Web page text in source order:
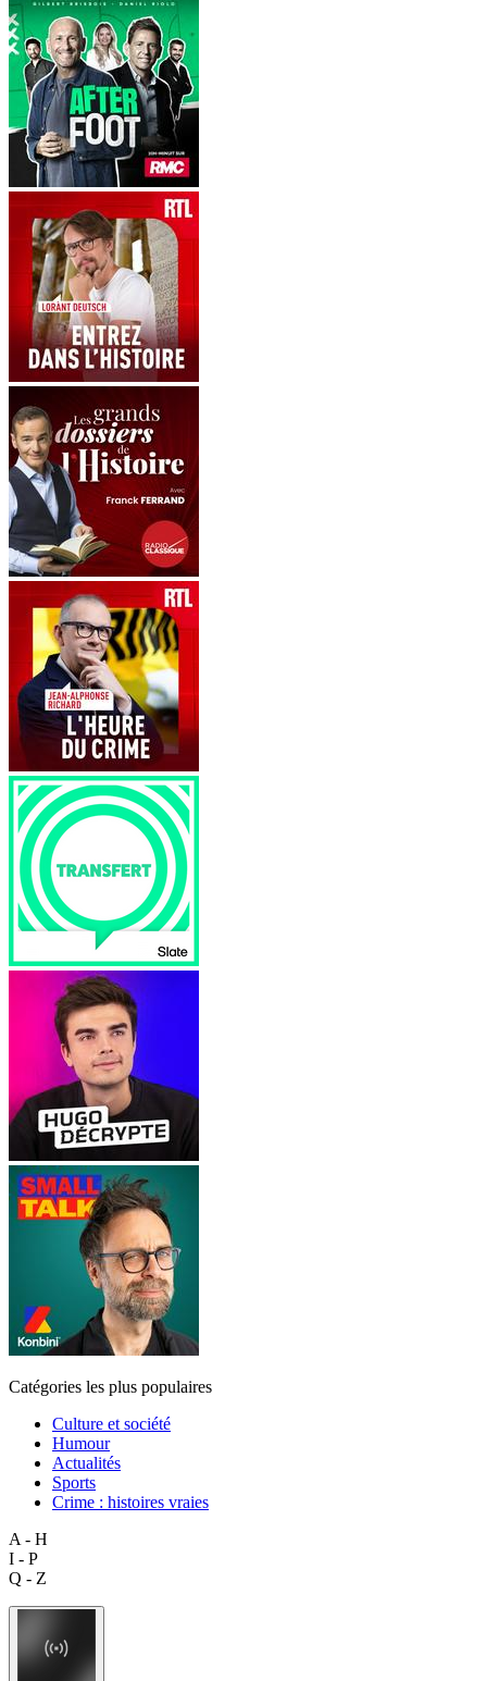
Catégories les plus populaires
Culture et société
Humour
Actualités
Sports
Crime : histoires vraies
A - H
I - P
Q - Z